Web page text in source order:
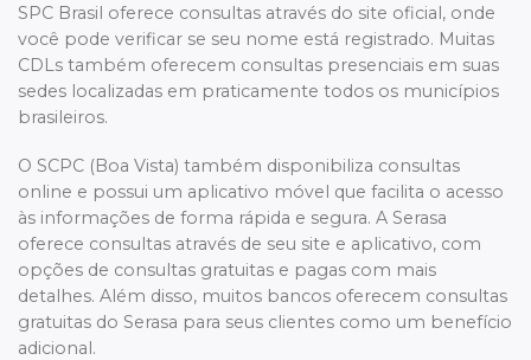
SPC Brasil oferece consultas através do site oficial, onde
você pode verificar se seu nome está registrado. Muitas
CDLs também oferecem consultas presenciais em suas
sedes localizadas em praticamente todos os municípios
brasileiros.
O SCPC (Boa Vista) também disponibiliza consultas
online e possui um aplicativo móvel que facilita o acesso
às informações de forma rápida e segura. A Serasa
oferece consultas através de seu site e aplicativo, com
opções de consultas gratuitas e pagas com mais
detalhes. Além disso, muitos bancos oferecem consultas
gratuitas do Serasa para seus clientes como um benefício
adicional.